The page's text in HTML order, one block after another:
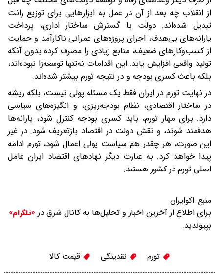
از انقلاب چه بعد از آن در عمل به ابزارهایی برای توزیع رانت
تبدیل شده‌اند. دولت با گسترش ساختار اداری، پرداخت
یارانه‌های بی‌هدف، اجرای پروژه‌های عمرانی ناکارآمد و حمایت
از کسب‌وکارهای ضعیف، منابع زیادی را مصرف کرده بدون آنکه
تولید واقعی افزایش یابد. این اقدامات نه‌تنها توسعه‌زا نبوده‌اند،
بلکه باعث کسری بودجه و در نتیجه تورم بیشتر شده‌اند.
در نهایت تورم در ایران فقط یک مسئله پولی نیست، بلکه ریشه
در ساختار اقتصادی، نظام بودجه‌ریزی، و انگیزه‌های سیاسی
دارد. برای مهار تورم، باید کسری بودجه کنترل شود، یارانه‌ها
هدفمند شوند، و نقش دولت در اقتصاد بازتعریف شود. در غیر
این صورت، هر چقدر هم سیاست پولی اعمال شود، تورم ادامه
پیدا خواهد کرد. به عبارت دیگر نهاد‌های اقتصاد ایران عامل
اصلی تورم در کشور هستند.
منبع: اکوایران
برای اطلاع از آخرین اخبار و تحلیل‌ها به کانال شرق در «تلگرام»
بپیوندید.
تورم نقدینگی قیمت کالا